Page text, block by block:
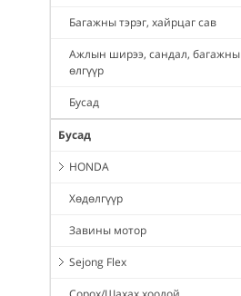
Багажны тэрэг, хайрцаг сав
Ажлын ширээ, сандал, багажны
өлгүүр
Бусад
Бусад
HONDA
Хөдөлгүүр
Завины мотор
Sejong Flex